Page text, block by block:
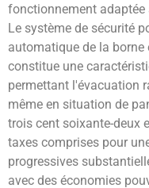
fonctionnement adaptée
Le système de sécurité
automatique de la borne
constitue une
permettant l'évacuation
même en situation de
trois cent soixante-deux
taxes comprises pour
progressives
avec des économies